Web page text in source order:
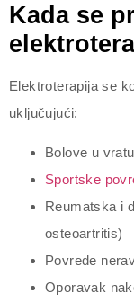
Kada se
Elektroterapija se
uključujući:
Bolove u
Sportske
Reumatska i
osteoartritis)
Povrede
Oporavak